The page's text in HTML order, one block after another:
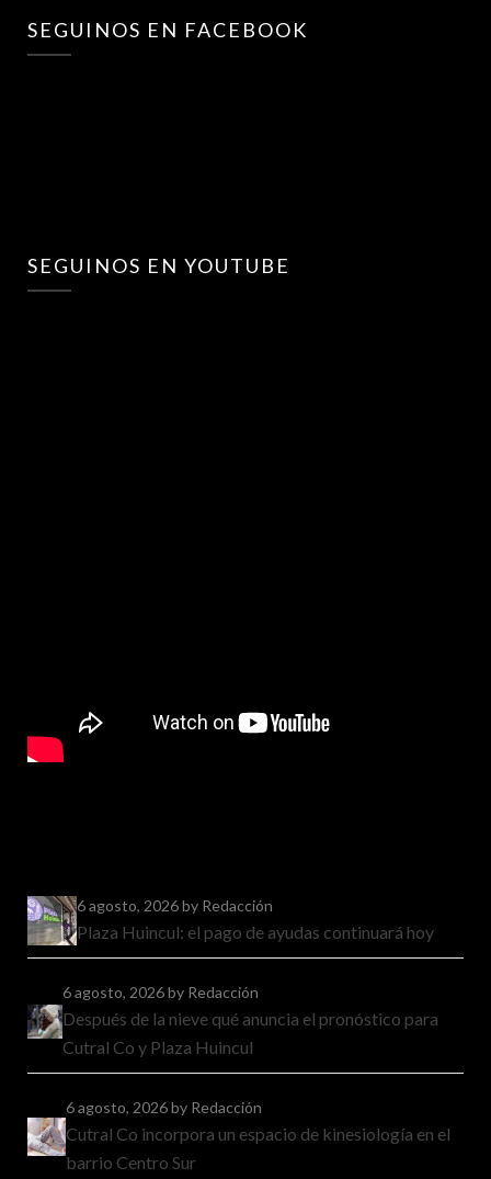
SEGUINOS EN FACEBOOK
SEGUINOS EN YOUTUBE
6 agosto, 2026by Redacción
Plaza Huincul: el pago de ayudas continuará hoy
6 agosto, 2026by Redacción
Después de la nieve qué anuncia el pronóstico para
Cutral Co y Plaza Huincul
6 agosto, 2026by Redacción
Cutral Co incorpora un espacio de kinesiología en el
barrio Centro Sur